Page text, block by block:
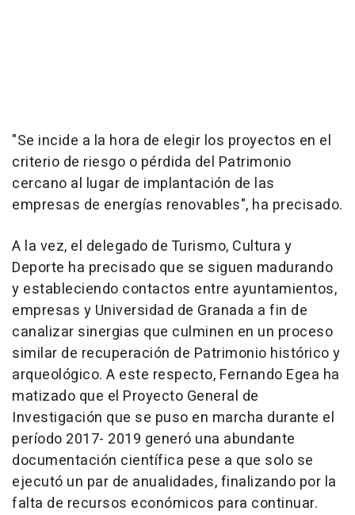
"Se incide a la hora de elegir los proyectos en el
criterio de riesgo o pérdida del Patrimonio
cercano al lugar de implantación de las
empresas de energías renovables", ha precisado.
A la vez, el delegado de Turismo, Cultura y
Deporte ha precisado que se siguen madurando
y estableciendo contactos entre ayuntamientos,
empresas y Universidad de Granada a fin de
canalizar sinergias que culminen en un proceso
similar de recuperación de Patrimonio histórico y
arqueológico. A este respecto, Fernando Egea ha
matizado que el Proyecto General de
Investigación que se puso en marcha durante el
período 2017- 2019 generó una abundante
documentación científica pese a que solo se
ejecutó un par de anualidades, finalizando por la
falta de recursos económicos para continuar.